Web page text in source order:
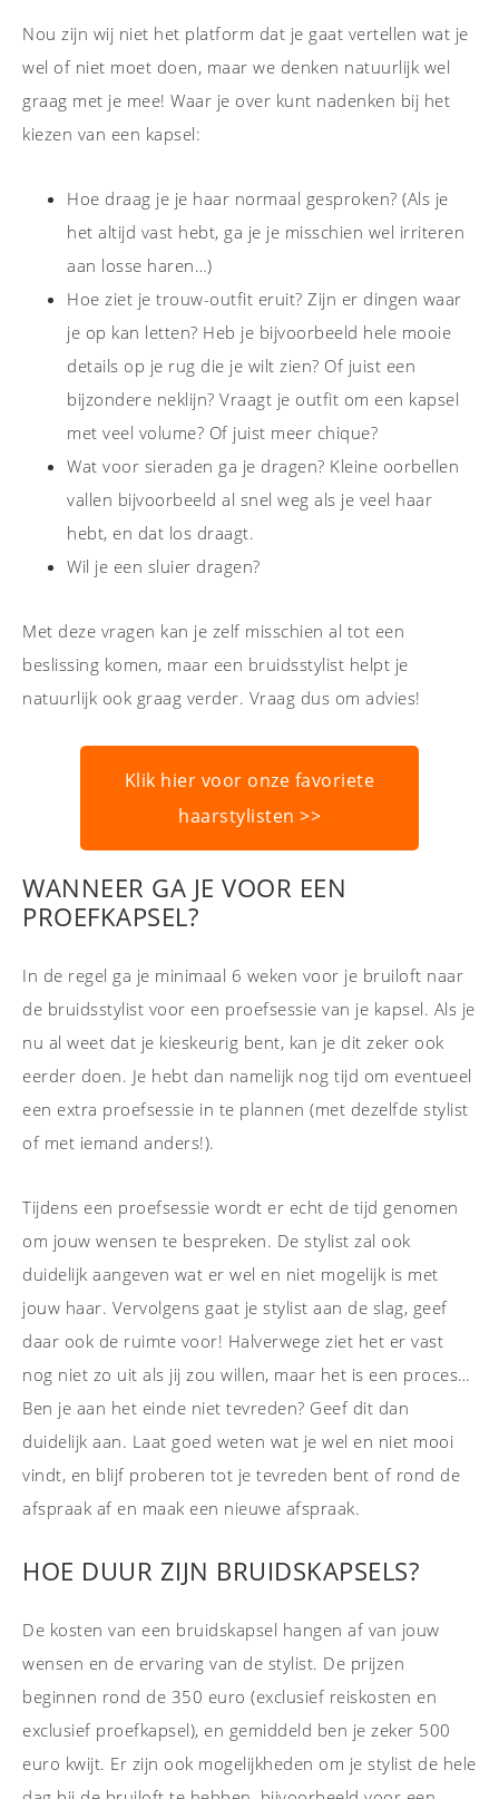
Nou zijn wij niet het platform dat je gaat vertellen wat je
wel of niet moet doen, maar we denken natuurlijk wel
graag met je mee! Waar je over kunt nadenken bij het
kiezen van een kapsel:
Hoe draag je je haar normaal gesproken? (Als je
het altijd vast hebt, ga je je misschien wel irriteren
aan losse haren…)
Hoe ziet je trouw-outfit eruit? Zijn er dingen waar
je op kan letten? Heb je bijvoorbeeld hele mooie
details op je rug die je wilt zien? Of juist een
bijzondere neklijn? Vraagt je outfit om een kapsel
met veel volume? Of juist meer chique?
Wat voor sieraden ga je dragen? Kleine oorbellen
vallen bijvoorbeeld al snel weg als je veel haar
hebt, en dat los draagt.
Wil je een sluier dragen?
Met deze vragen kan je zelf misschien al tot een
beslissing komen, maar een bruidsstylist helpt je
natuurlijk ook graag verder. Vraag dus om advies!
Klik hier voor onze favoriete
haarstylisten >>
WANNEER GA JE VOOR EEN
PROEFKAPSEL?
In de regel ga je minimaal 6 weken voor je bruiloft naar
de bruidsstylist voor een proefsessie van je kapsel. Als je
nu al weet dat je kieskeurig bent, kan je dit zeker ook
eerder doen. Je hebt dan namelijk nog tijd om eventueel
een extra proefsessie in te plannen (met dezelfde stylist
of met iemand anders!).
Tijdens een proefsessie wordt er echt de tijd genomen
om jouw wensen te bespreken. De stylist zal ook
duidelijk aangeven wat er wel en niet mogelijk is met
jouw haar. Vervolgens gaat je stylist aan de slag, geef
daar ook de ruimte voor! Halverwege ziet het er vast
nog niet zo uit als jij zou willen, maar het is een proces…
Ben je aan het einde niet tevreden? Geef dit dan
duidelijk aan. Laat goed weten wat je wel en niet mooi
vindt, en blijf proberen tot je tevreden bent of rond de
afspraak af en maak een nieuwe afspraak.
HOE DUUR ZIJN BRUIDSKAPSELS?
De kosten van een bruidskapsel hangen af van jouw
wensen en de ervaring van de stylist. De prijzen
beginnen rond de 350 euro (exclusief reiskosten en
exclusief proefkapsel), en gemiddeld ben je zeker 500
euro kwijt. Er zijn ook mogelijkheden om je stylist de hele